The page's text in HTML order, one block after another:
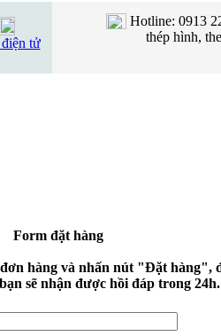
tử
Hotline: 0913
thép hình,
Form đặt hàng
hàng và nhấn nút "Đặt hàng",
sẽ nhận được hồi đáp trong 24h.